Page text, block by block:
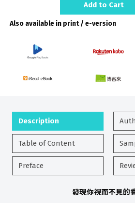
Add to Cart
Also available in print / e-version
Description
Table of Content
Preface
發現你視而不見的